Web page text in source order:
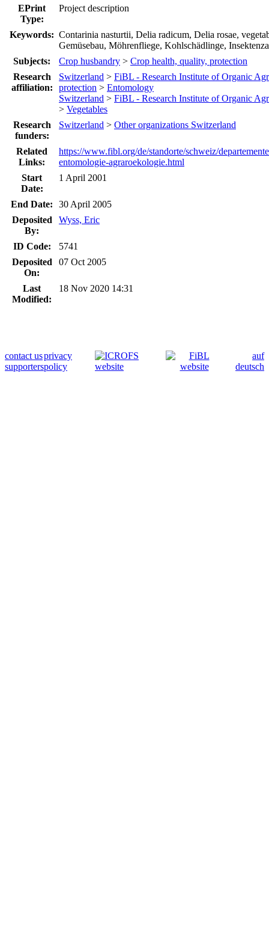
EPrint
Type:
Project description
Keywords: Contarinia nasturtii, Delia radicum, Delia rosae,
Gemüsebau, Möhrenfliege, Kohlschädlinge,
Subjects:
Crop husbandry > Crop health, quality, protection
Research
affiliation:
Switzerland > FiBL - Research Institute of Organic
protection > Entomology
Switzerland > FiBL - Research Institute of Organic
> Vegetables
Research
funders:
Switzerland > Other organizations Switzerland
Related
Links:
https://www.fibl.org/de/standorte/schweiz/
entomologie-agraroekologie.html
Start
Date:
1 April 2001
End Date:
30 April 2005
Deposited
By:
Wyss, Eric
ID Code:
5741
Deposited
On:
07 Oct 2005
Last
Modified:
18 Nov 2020 14:31
contact us
supporters
privacy
policy
auf
deutsch